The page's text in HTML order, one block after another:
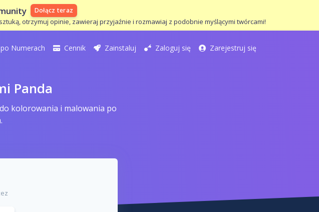
Dołącz teraz
otrzymuj opinie, zawieraj przyjaźnie i rozmawiaj z podobnie myślącymi twórcami!
Numerach Cennik Zainstaluj Zaloguj się Zarejestruj się
Panda
kolorowania i malowania po